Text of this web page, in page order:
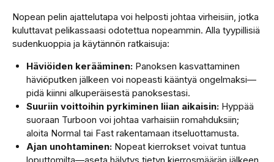
Nopean pelin ajattelutapa voi helposti johtaa virheisiin, jotka
kuluttavat pelikassaasi odotettua nopeammin. Alla tyypillisiä
sudenkuoppia ja käytännön ratkaisuja:
Häviöiden kerääminen:Panoksen kasvattaminen
häviöputken jälkeen voi nopeasti kääntyä ongelmaksi—
pidä kiinni alkuperäisestä panoksestasi.
Suuriin voittoihin pyrkiminen liian aikaisin:Hyppää
suoraan Turboon voi johtaa varhaisiin romahduksiin;
aloita Normal tai Fast rakentamaan itseluottamusta.
Ajan unohtaminen:Nopeat kierrokset voivat tuntua